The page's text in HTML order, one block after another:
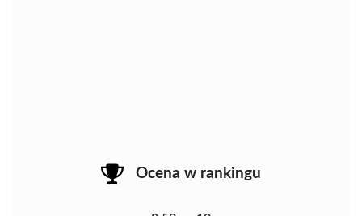
Ocena w rankingu